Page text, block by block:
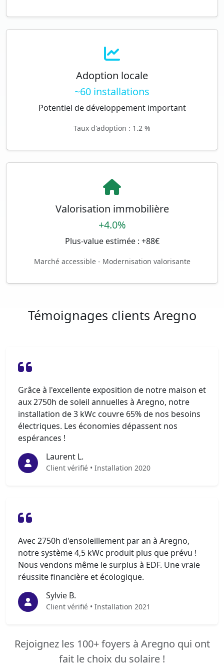
Adoption locale
~60 installations
Potentiel de développement important
Taux d'adoption : 1.2 %
Valorisation immobilière
+4.0%
Plus-value estimée : +88€
Marché accessible - Modernisation valorisante
Témoignages clients Aregno
Grâce à l'excellente exposition de notre maison et
aux 2750h de soleil annuelles à Aregno, notre
installation de 3 kWc couvre 65% de nos besoins
électriques. Les économies dépassent nos
espérances !
Laurent L.
Client vérifié • Installation 2020
Avec 2750h d'ensoleillement par an à Aregno,
notre système 4,5 kWc produit plus que prévu !
Nous vendons même le surplus à EDF. Une vraie
réussite financière et écologique.
Sylvie B.
Client vérifié • Installation 2021
Rejoignez les 100+ foyers à Aregno qui ont
fait le choix du solaire !